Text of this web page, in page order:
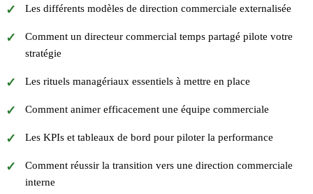
Les différents modèles de direction commerciale externalisée
Comment un directeur commercial temps partagé pilote votre
stratégie
Les rituels managériaux essentiels à mettre en place
Comment animer efficacement une équipe commerciale
Les KPIs et tableaux de bord pour piloter la performance
Comment réussir la transition vers une direction commerciale
interne